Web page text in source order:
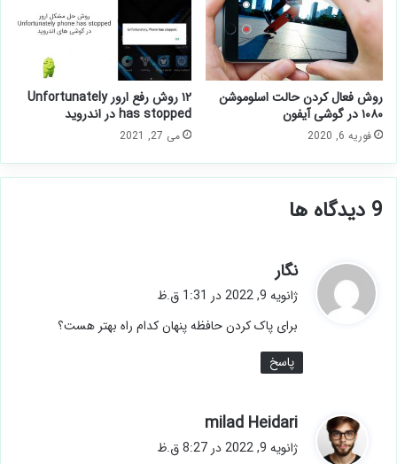
روش فعال کردن حالت اسلوموشن
۱۰۸۰ در گوشی آیفون
فوریه 6, 2020
۱۲ روش رفع ارور Unfortunately
has stopped در اندروید
می 27, 2021
‫9 دیدگاه ها
نگار
ف
:
ژانویه 9, 2022 در 1:31 ق.ظ
برای پاک کردن حافظه پنهان کدام راه بهتر هست؟
پاسخ
milad Heidari
ف
ژانویه 9, 2022 در 8:27 ق.ظ